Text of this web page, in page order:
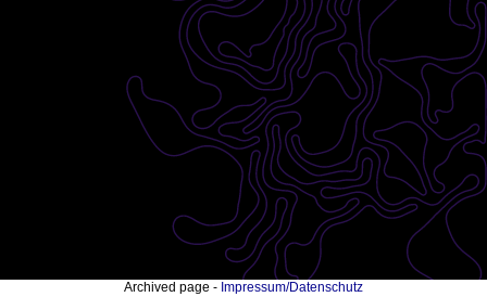
Archived page - Impressum/Datenschutz